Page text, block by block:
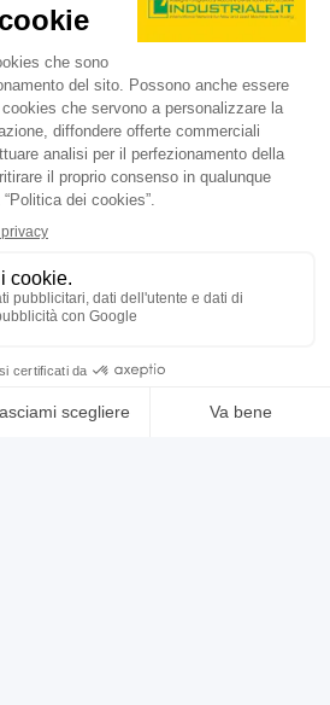
6300 x 1000 x 1700 mm - attacco
a c.c. 14,7 kw - velocita
- testa birotativa controllata su 4
lavoro 4-2000 mm/min - avanzamento
Heidenhain TNC 355
vedi di più